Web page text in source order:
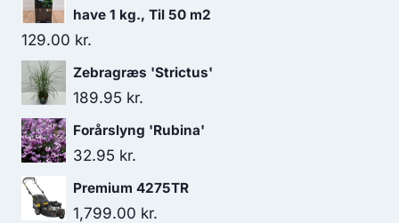
have 1 kg., Til 50 m2
129.00 kr.
Zebragræs 'Strictus'
189.95 kr.
Forårslyng 'Rubina'
32.95 kr.
Premium 4275TR
1,799.00 kr.